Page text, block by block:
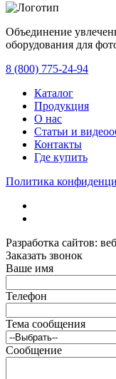
Объединение
оборудования для
8 (800) 775-24-94
Каталог
Продукция
О нас
Статьи и
Контакты
Где купить
Политика
Разработка сайтов:
Заказать звонок
Ваше имя
Телефон
Тема сообщения
Сообщение